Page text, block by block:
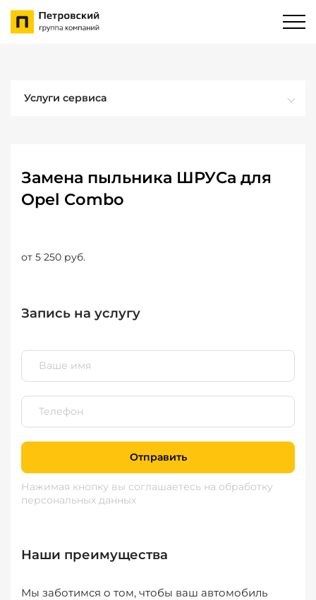
Услуги сервиса
Замена пыльника ШРУСа для
Opel Combo
от 5 250 руб.
Запись на услугу
Отправить
Нажимая кнопку вы соглашаетесь на обработку
персональных данных
Наши преимущества
Мы заботимся о том, чтобы ваш автомобиль